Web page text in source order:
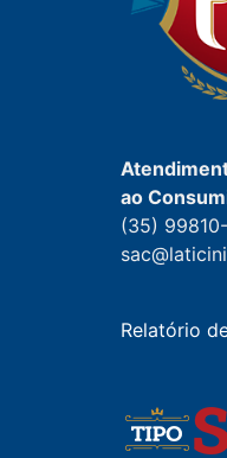
ao
(35)
Relatório